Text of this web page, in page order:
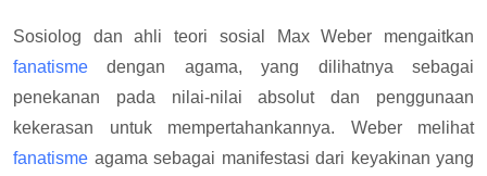
Sosiolog dan ahli teori sosial Max Weber mengaitkan
fanatisme dengan agama, yang dilihatnya sebagai
penekanan pada nilai-nilai absolut dan penggunaan
kekerasan untuk mempertahankannya. Weber melihat
fanatisme agama sebagai manifestasi dari keyakinan yang